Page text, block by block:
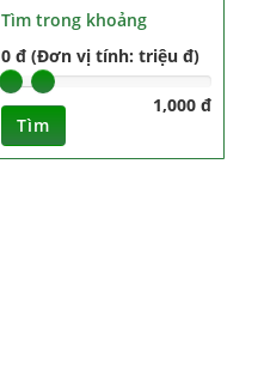
Tìm trong khoảng
0 đ (Đơn vị tính: triệu đ)
1,000 đ
Tìm